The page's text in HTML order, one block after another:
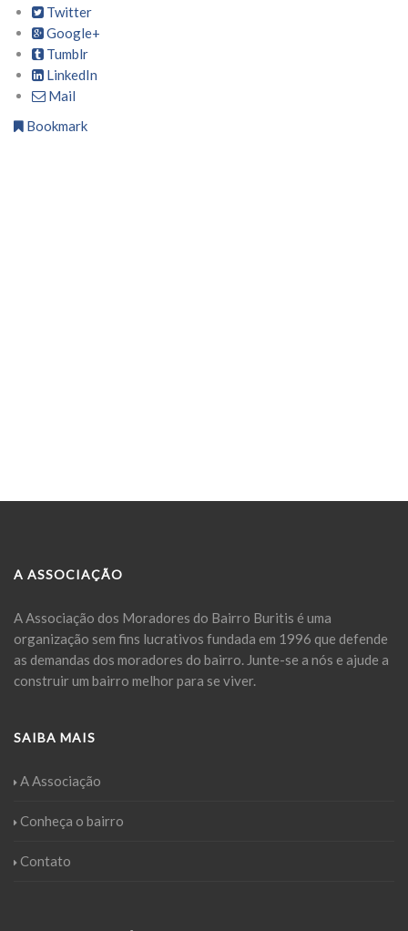
Twitter
Google+
Tumblr
LinkedIn
Mail
Bookmark
A ASSOCIAÇÃO
A Associação dos Moradores do Bairro Buritis é uma
organização sem fins lucrativos fundada em 1996 que defende
as demandas dos moradores do bairro. Junte-se a nós e ajude a
construir um bairro melhor para se viver.
SAIBA MAIS
A Associação
Conheça o bairro
Contato